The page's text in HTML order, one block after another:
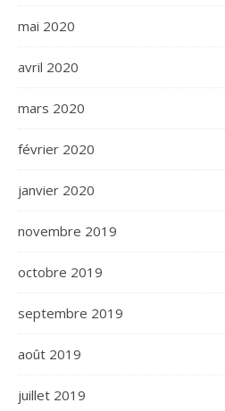
mai 2020
avril 2020
mars 2020
février 2020
janvier 2020
novembre 2019
octobre 2019
septembre 2019
août 2019
juillet 2019